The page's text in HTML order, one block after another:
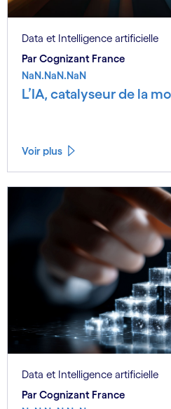
Data et Intelligence artificielle
Par Cognizant France
NaN.NaN.NaN
L’IA, catalyseur de la
Voir plus
Data et Intelligence artificielle
Par Cognizant France